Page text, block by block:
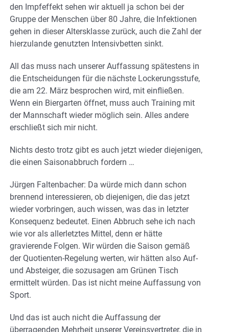
den Impfeffekt sehen wir aktuell ja schon bei der
Gruppe der Menschen über 80 Jahre, die Infektionen
gehen in dieser Altersklasse zurück, auch die Zahl der
hierzulande genutzten Intensivbetten sinkt.
All das muss nach unserer Auffassung spätestens in
die Entscheidungen für die nächste Lockerungsstufe,
die am 22. März besprochen wird, mit einfließen.
Wenn ein Biergarten öffnet, muss auch Training mit
der Mannschaft wieder möglich sein. Alles andere
erschließt sich mir nicht.
Nichts desto trotz gibt es auch jetzt wieder diejenigen,
die einen Saisonabbruch fordern …
Jürgen Faltenbacher: Da würde mich dann schon
brennend interessieren, ob diejenigen, die das jetzt
wieder vorbringen, auch wissen, was das in letzter
Konsequenz bedeutet. Einen Abbruch sehe ich nach
wie vor als allerletztes Mittel, denn er hätte
gravierende Folgen. Wir würden die Saison gemäß
der Quotienten-Regelung werten, wir hätten also Auf-
und Absteiger, die sozusagen am Grünen Tisch
ermittelt würden. Das ist nicht meine Auffassung von
Sport.
Und das ist auch nicht die Auffassung der
überragenden Mehrheit unserer Vereinsvertreter, die in